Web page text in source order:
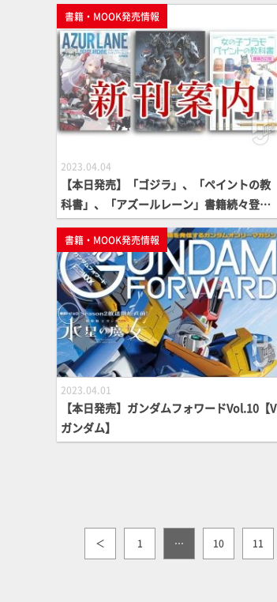
書籍・MOOK発売情報
2023.04.04
【本日発売】「ゴジラ」、「ペイントの教
科書」、「アズールレーン」書籍続々登
場！
書籍・MOOK発売情報
2023.04.01
【本日発売】ガンダムフォワードVol.10【V
ガンダム】
＜ 1 … 10 11